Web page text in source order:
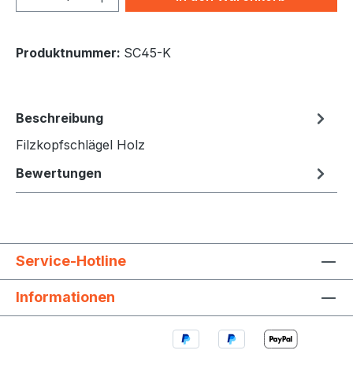
Produktnummer: SC45-K
Beschreibung
Filzkopfschlägel Holz
Bewertungen
Service-Hotline
Informationen